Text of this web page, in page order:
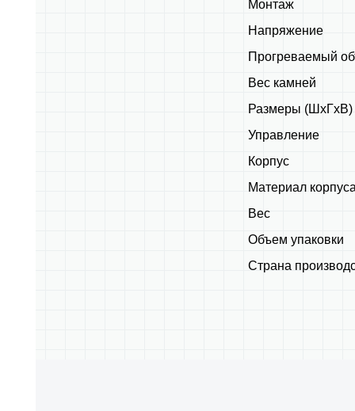
Монтаж
Напряжение
Прогреваемый
Вес камней
Размеры (ШхГхВ)
Управление
Корпус
Материал
Вес
Объем упаковки
Страна